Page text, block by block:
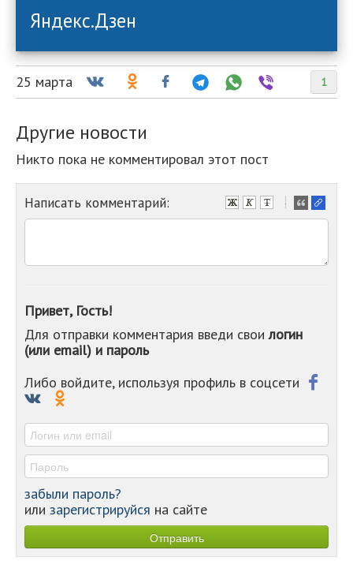
Яндекс.Дзен
1
25 марта
Другие новости
Никто пока не комментировал этот пост
Написать комментарий:
-
-
-
-
-
Привет, Гость!
Для отправки комментария введи своилогин
(или email) и пароль
Либо войдите, используя профиль в соцсети
забыли пароль?
или зарегистрируйся на сайте